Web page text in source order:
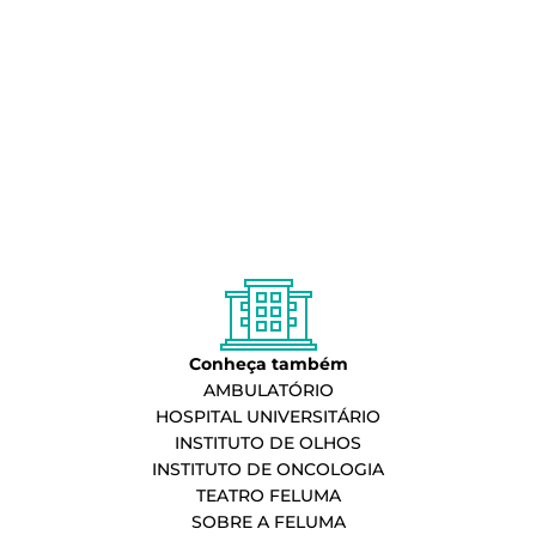
Conheça também
AMBULATÓRIO
HOSPITAL UNIVERSITÁRIO
INSTITUTO DE OLHOS
INSTITUTO DE ONCOLOGIA
TEATRO FELUMA
SOBRE A FELUMA